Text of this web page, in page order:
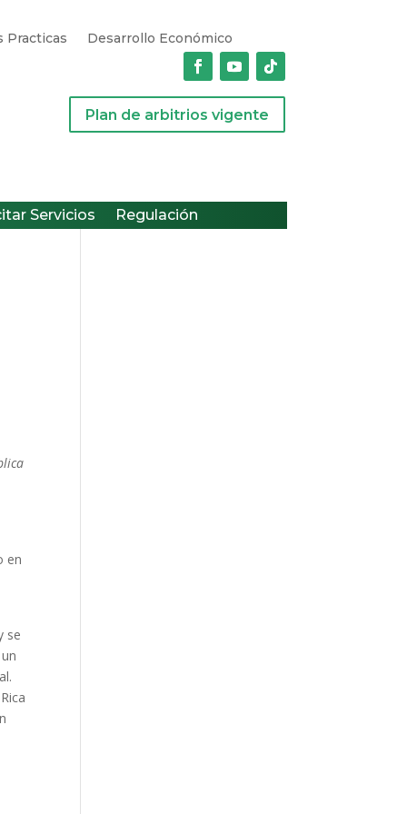
Practicas
Desarrollo Económico
Plan de arbitrios vigente
Servicios Regulación
en
se